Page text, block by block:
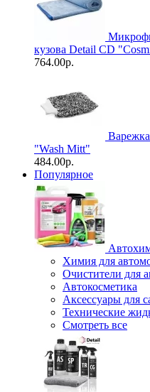
кузова Detail CD
764.00р.
"Wash Mitt"
484.00р.
Популярное
Химия для
Очистители для
Автокосметика
Аксессуары для
Технические
Смотреть все